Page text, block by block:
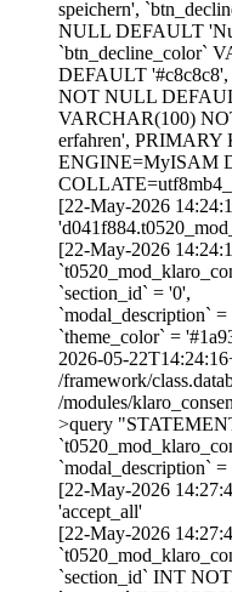
speichern',
NULL DEFAULT
`btn_decline_color`
DEFAULT
NOT NULL
VARCHAR(100)
erfahren', PRIMARY
ENGINE=MyISAM
[22-May-2026
[22-May-2026
`section_id` = '0',
`modal_description` =
`theme_color` =
2026-05-
/framework/
/modules/
>query
`modal_description`
[22-May-2026
'accept_all'
[22-May-2026
`section_id` INT